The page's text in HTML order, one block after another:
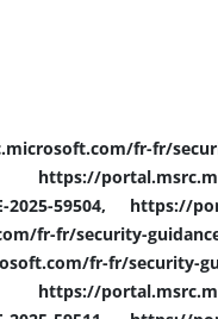
fr-fr/
2025-59504, https://
guidance/
fr-fr/security-